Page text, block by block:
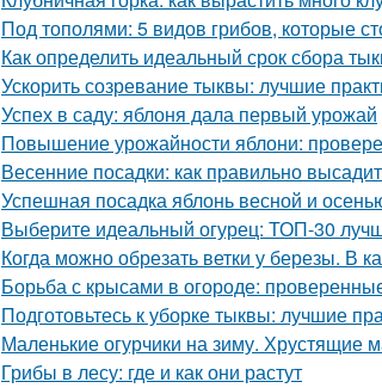
Под тополями: 5 видов грибов, которые
Как определить идеальный срок сбора
Ускорить созревание тыквы: лучшие
Успех в саду: яблоня дала первый урожай
Повышение урожайности яблони:
Весенние посадки: как правильно
Успешная посадка яблонь весной и
Выберите идеальный огурец: ТОП-30
Когда можно обрезать ветки у березы. В
Борьба с крысами в огороде:
Подготовьтесь к уборке тыквы: лучшие
Маленькие огурчики на зиму.
Грибы в лесу: где и как они растут